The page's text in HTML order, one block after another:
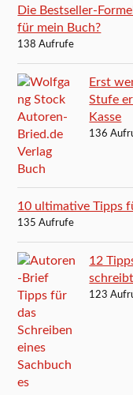
Die Bestseller-
für mein Buch?
138 Aufrufe
Erst
Stufe
Kasse
136
10 ultimative Tipps
135 Aufrufe
12
schreibt
123